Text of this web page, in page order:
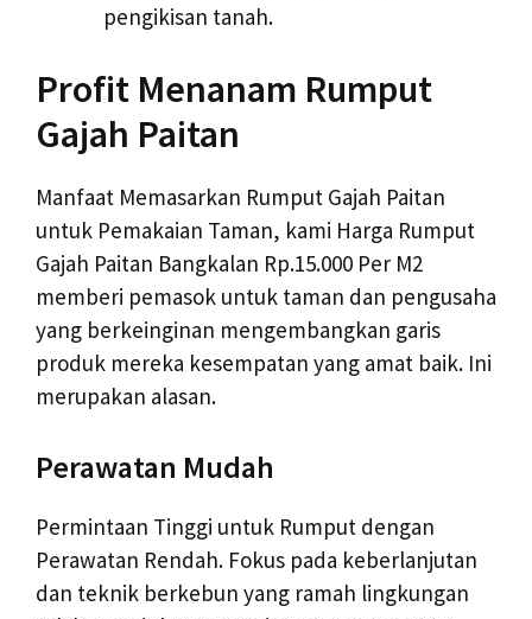
pengikisan tanah.
Profit Menanam Rumput
Gajah Paitan
Manfaat Memasarkan Rumput Gajah Paitan
untuk Pemakaian Taman, kami Harga Rumput
Gajah Paitan Bangkalan Rp.15.000 Per M2
memberi pemasok untuk taman dan pengusaha
yang berkeinginan mengembangkan garis
produk mereka kesempatan yang amat baik. Ini
merupakan alasan.
Perawatan Mudah
Permintaan Tinggi untuk Rumput dengan
Perawatan Rendah. Fokus pada keberlanjutan
dan teknik berkebun yang ramah lingkungan